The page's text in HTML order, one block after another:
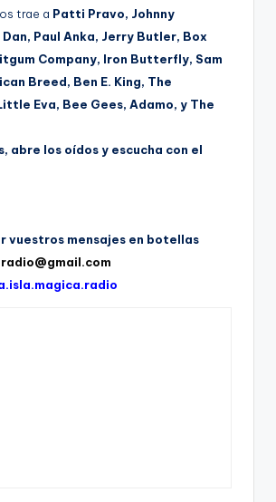
trae a Patti Pravo, Johnny
Paul Anka, Jerry Butler, Box
Company, Iron Butterfly, Sam
Breed, Ben E. King, The
Eva, Bee Gees, Adamo, y The
abre los oídos y escucha con el
vuestros mensajes en botellas
radio